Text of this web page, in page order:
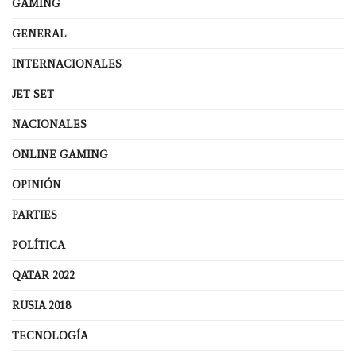
GAMING
GENERAL
INTERNACIONALES
JET SET
NACIONALES
ONLINE GAMING
OPINIÓN
PARTIES
POLÍTICA
QATAR 2022
RUSIA 2018
TECNOLOGÍA